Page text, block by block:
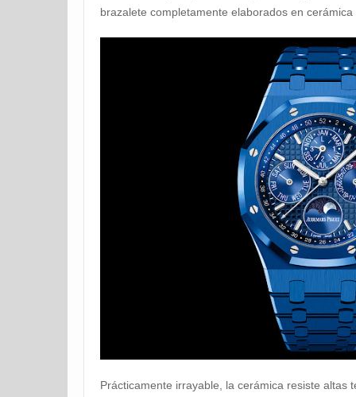
brazalete completamente elaborados en cerámica
Prácticamente irrayable, la cerámica resiste altas